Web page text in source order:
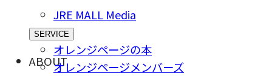
JRE MALL Media
SERVICE
オレンジページの本
オレンジページメンバーズ
ABOUT